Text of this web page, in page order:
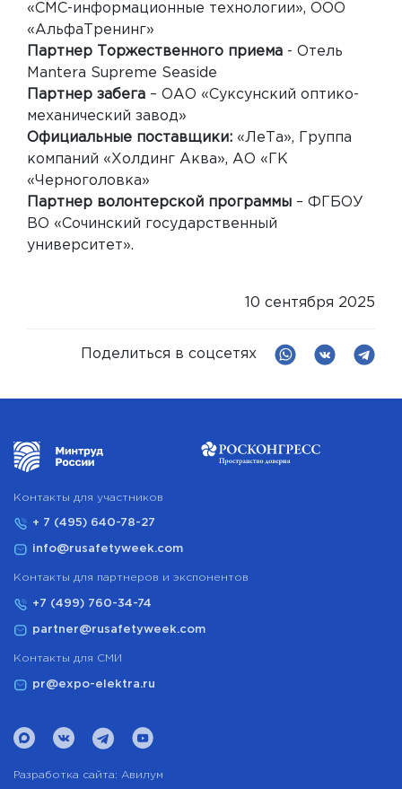
«СМС-информационные технологии», ООО
«АльфаТренинг»
Партнер Торжественного приема - Отель
Mantera Supreme Seaside
Партнер забега – ОАО «Суксунский оптико-
механический завод»
Официальные поставщики: «ЛеТа», Группа
компаний «Холдинг Аква», АО «ГК
«Черноголовка»
Партнер волонтерской программы – ФГБОУ
ВО «Сочинский государственный
университет».
10 сентября 2025
Поделиться в соцсетях
Контакты для участников
+ 7 (495) 640-78-27
info@rusafetyweek.com
Контакты для партнеров и экспонентов
+7 (499) 760-34-74
partner@rusafetyweek.com
Контакты для СМИ
pr@expo-elektra.ru
Разработка сайта: Авилум